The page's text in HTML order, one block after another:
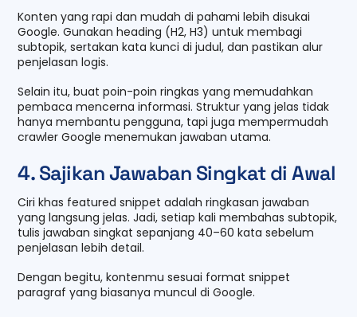
Konten yang rapi dan mudah di pahami lebih disukai
Google. Gunakan heading (H2, H3) untuk membagi
subtopik, sertakan kata kunci di judul, dan pastikan alur
penjelasan logis.
Selain itu, buat poin-poin ringkas yang memudahkan
pembaca mencerna informasi. Struktur yang jelas tidak
hanya membantu pengguna, tapi juga mempermudah
crawler Google menemukan jawaban utama.
4. Sajikan Jawaban Singkat di Awal
Ciri khas featured snippet adalah ringkasan jawaban
yang langsung jelas. Jadi, setiap kali membahas subtopik,
tulis jawaban singkat sepanjang 40–60 kata sebelum
penjelasan lebih detail.
Dengan begitu, kontenmu sesuai format snippet
paragraf yang biasanya muncul di Google.